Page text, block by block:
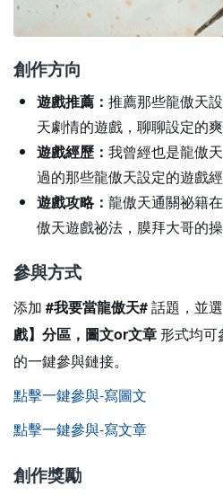
創作方向
遊戲推薦： 推薦那些龍傲天
天劇情的遊戲，聊聊設定的
遊戲經歷： 我曾經也是龍傲
過的那些龍傲天設定的遊戲
遊戲攻略： 龍傲天通關祕籍
傲天遊戲祕法，膜拜大哥的操
參與方式
添加 #我要當龍傲天#話題，並
戲】分區 ， 圖文or文章形式均可
的一鍵參與鏈接。
點擊一鍵參與-寫圖文
點擊一鍵參與-寫文章
創作獎勵